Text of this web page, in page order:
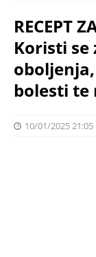
RECEPT
Koristi se
bolesti
10/01/2025 21:05